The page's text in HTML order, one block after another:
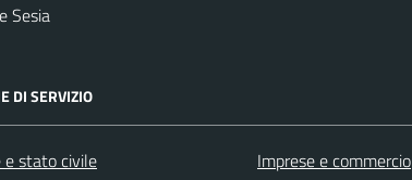
Sesia
DI SERVIZIO
e stato civile
Imprese e commercio